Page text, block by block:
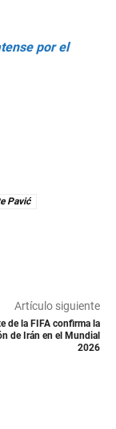
por el
Pavić
Artículo siguiente
de la FIFA confirma la
de Irán en el Mundial
2026